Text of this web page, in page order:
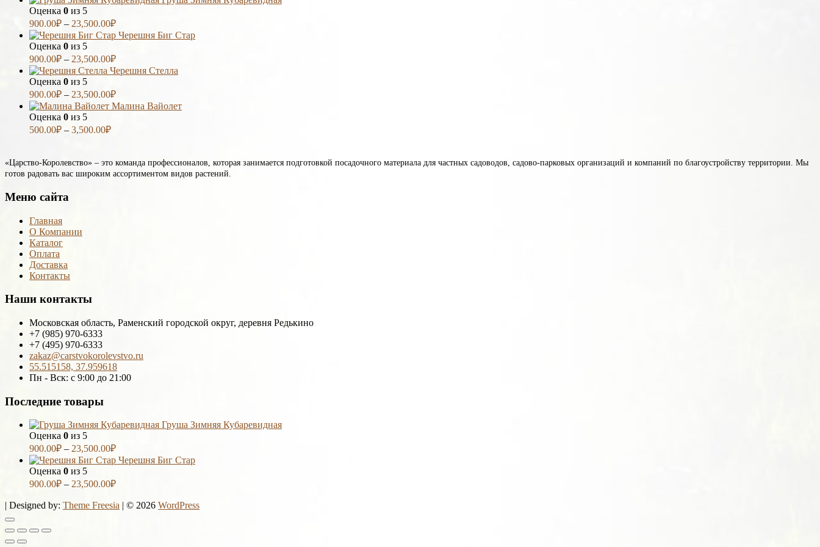
Оценка 0 из 5
900.00₽– 23,500.00₽
Черешня Биг Стар
Оценка 0 из 5
900.00₽ – 23,500.00₽
Черешня Стелла
Оценка 0 из 5
900.00₽ – 23,500.00₽
Малина Вайолет
Оценка 0 из 5
500.00₽–3,500.00₽
«Царство-Королевство» – это команда профессионалов, которая занимается подготовкой посадочного материала для частных садоводов, садово-парковых организаций и компаний по благоустройству территории. Мы
готов радовать вас широким ассортиментом видов растений.
Меню сайта
Главная
О Компании
Каталог
Оплата
Доставка
Контакты
Наши контакты
Московская область, Раменский городской округ, деревня Редькино
+7 (985) 970-6333
+7 (495) 970-6333
zakaz@carstvokorolevstvo.ru
55.515158, 37.959618
Пн - Вск: с 9:00 до 21:00
Последние товары
Груша Зимняя Кубаревидная
Оценка 0 из 5
900.00₽ – 23,500.00₽
Черешня Биг Стар
Оценка 0 из 5
900.00₽ – 23,500.00₽
| Designed by: Theme Freesia | © 2026 WordPress
Go
to
top